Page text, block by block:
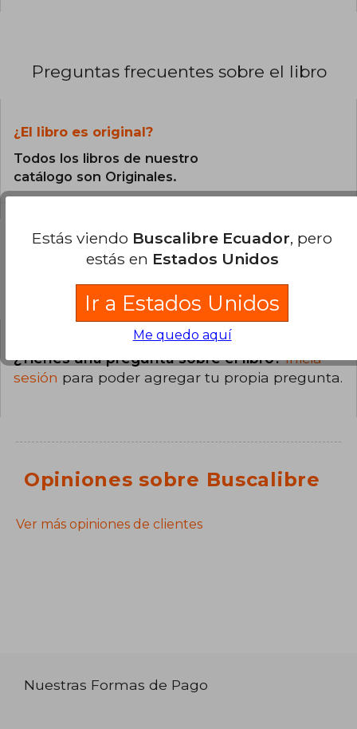
Preguntas frecuentes sobre el libro
¿El libro es original?
Todos los libros de nuestro
catálogo son Originales.
Preguntas y respuestas sobre el libro
¿Tienes una pregunta sobre el libro?Inicia
sesión para poder agregar tu propia pregunta.
Opiniones sobre Buscalibre
Ver más opiniones de clientes
Nuestras Formas de Pago
Estás viendo Buscalibre Ecuador, pero
estás en Estados Unidos
Ir a Estados Unidos
Me quedo aquí